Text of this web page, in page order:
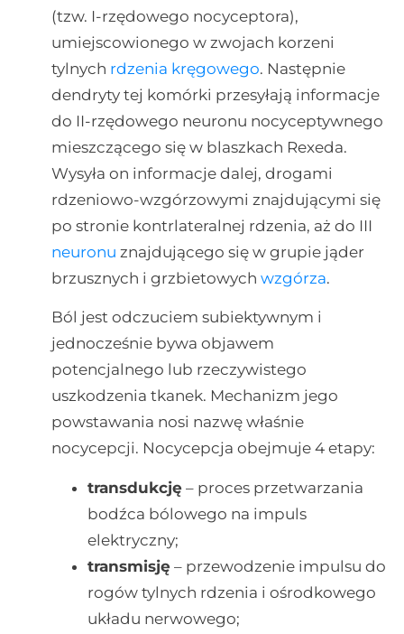
(tzw. I-rzędowego nocyceptora),
umiejscowionego w zwojach korzeni
tylnych rdzenia kręgowego. Następnie
dendryty tej komórki przesyłają informacje
do II-rzędowego neuronu nocyceptywnego
mieszczącego się w blaszkach Rexeda.
Wysyła on informacje dalej, drogami
rdzeniowo-wzgórzowymi znajdującymi się
po stronie kontrlateralnej rdzenia, aż do III
neuronu znajdującego się w grupie jąder
brzusznych i grzbietowych wzgórza.
Ból jest odczuciem subiektywnym i
jednocześnie bywa objawem
potencjalnego lub rzeczywistego
uszkodzenia tkanek. Mechanizm jego
powstawania nosi nazwę właśnie
nocycepcji. Nocycepcja obejmuje 4 etapy:
transdukcję– proces przetwarzania
bodźca bólowego na impuls
elektryczny;
transmisję– przewodzenie impulsu do
rogów tylnych rdzenia i ośrodkowego
układu nerwowego;